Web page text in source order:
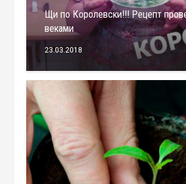
Щи по Королевски!!! Рецепт
веками
23.03.2018